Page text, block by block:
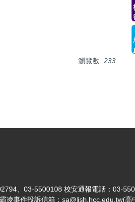
瀏覽數: 233
03-5500108 校安通報電話：03-
事件投訴信箱：sa@ljsh.hcc.edu.tw(高